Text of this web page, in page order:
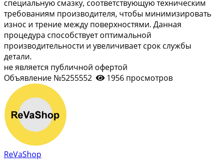
специальную смазку, соответствующую техническим
требованиям производителя, чтобы минимизировать
износ и трение между поверхностями. Данная
процедура способствует оптимальной
производительности и увеличивает срок службы
детали.
не является публичной офертой
Объявление №5255552
1956 просмотров
ReVaShop